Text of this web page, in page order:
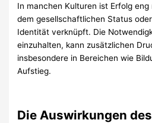
In manchen Kulturen ist Erfolg eng
dem gesellschaftlichen Status
Identität verknüpft. Die
einzuhalten, kann zusätzlichen
insbesondere in Bereichen wie
Aufstieg.
Die Auswirkungen